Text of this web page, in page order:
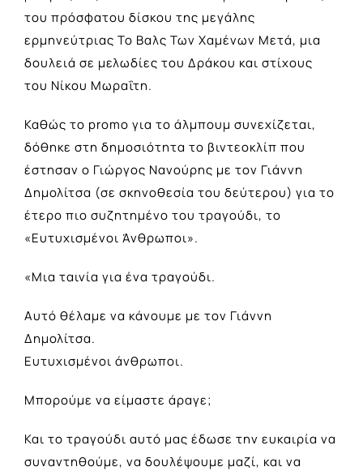
του πρόσφατου δίσκου της μεγάλης
ερμηνεύτριας Το Βαλς Των Χαμένων Μετά, μια
δουλειά σε μελωδίες του Δράκου και στίχους
του Νίκου Μωραΐτη.
Καθώς το promo για το άλμπουμ συνεχίζεται,
δόθηκε στη δημοσιότητα το βιντεοκλίπ που
έστησαν ο Γιώργος Νανούρης με τον Γιάννη
Δημολίτσα (σε σκηνοθεσία του δεύτερου) για το
έτερο πιο συζητημένο του τραγούδι, το
«Ευτυχισμένοι Άνθρωποι».
«Μια ταινία για ένα τραγούδι.
Αυτό θέλαμε να κάνουμε με τον Γιάννη
Δημολίτσα.
Eυτυχισμένοι άνθρωποι.
Μπορούμε να είμαστε άραγε;
Και το τραγούδι αυτό μας έδωσε την ευκαιρία να
συναντηθούμε, να δουλέψουμε μαζί, και να